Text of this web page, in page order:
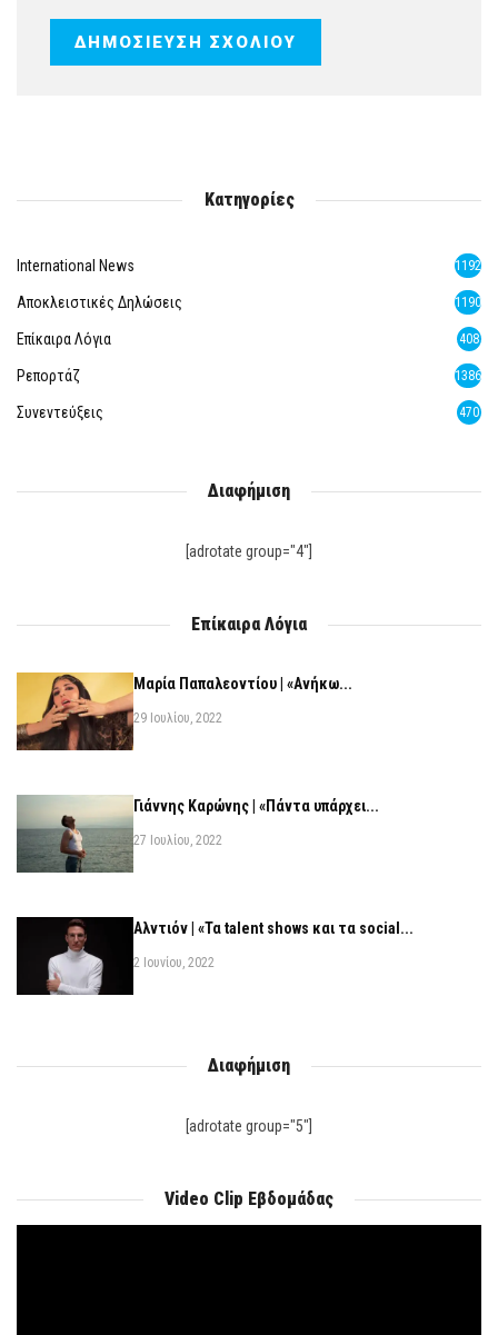
Κατηγορίες
International News 1192
Αποκλειστικές Δηλώσεις 1190
Επίκαιρα Λόγια 408
Ρεπορτάζ 1386
Συνεντεύξεις 470
Διαφήμιση
[adrotate group="4"]
Επίκαιρα Λόγια
Μαρία Παπαλεοντίου | «Ανήκω...
29 Ιουλίου, 2022
Γιάννης Καρώνης | «Πάντα υπάρχει...
27 Ιουλίου, 2022
Αλντιόν | «Τα talent shows και τα social...
2 Ιουνίου, 2022
Διαφήμιση
[adrotate group="5"]
Video Clip Εβδομάδας